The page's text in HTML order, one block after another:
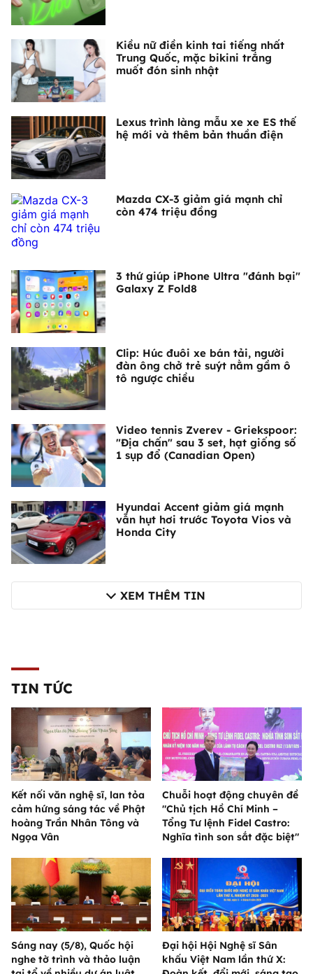
Kiều nữ điền kinh tai tiếng nhất
Trung Quốc, mặc bikini trắng
muốt đón sinh nhật
Lexus trình làng mẫu xe xe ES thế
hệ mới và thêm bản thuần điện
Mazda CX-3 giảm giá mạnh chỉ
còn 474 triệu đồng
3 thứ giúp iPhone Ultra "đánh bại"
Galaxy Z Fold8
Clip: Húc đuôi xe bán tải, người
đàn ông chở trẻ suýt nằm gầm ô
tô ngược chiều
Video tennis Zverev - Griekspoor:
"Địa chấn" sau 3 set, hạt giống số
1 sụp đổ (Canadian Open)
Hyundai Accent giảm giá mạnh
vẫn hụt hơi trước Toyota Vios và
Honda City
XEM THÊM TIN
TIN TỨC
Kết nối văn nghệ sĩ, lan tỏa
cảm hứng sáng tác về Phật
hoàng Trần Nhân Tông và
Ngọa Vân
Chuỗi hoạt động chuyên đề
"Chủ tịch Hồ Chí Minh –
Tổng Tư lệnh Fidel Castro:
Nghĩa tình son sắt đặc biệt"
Sáng nay (5/8), Quốc hội
nghe tờ trình và thảo luận
Đại hội Hội Nghệ sĩ Sân
khấu Việt Nam lần thứ X: